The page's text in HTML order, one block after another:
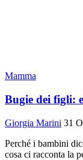
Mamma
Bugie dei figli:
Giorgia Marini 31
Perché i bambini
cosa ci racconta la